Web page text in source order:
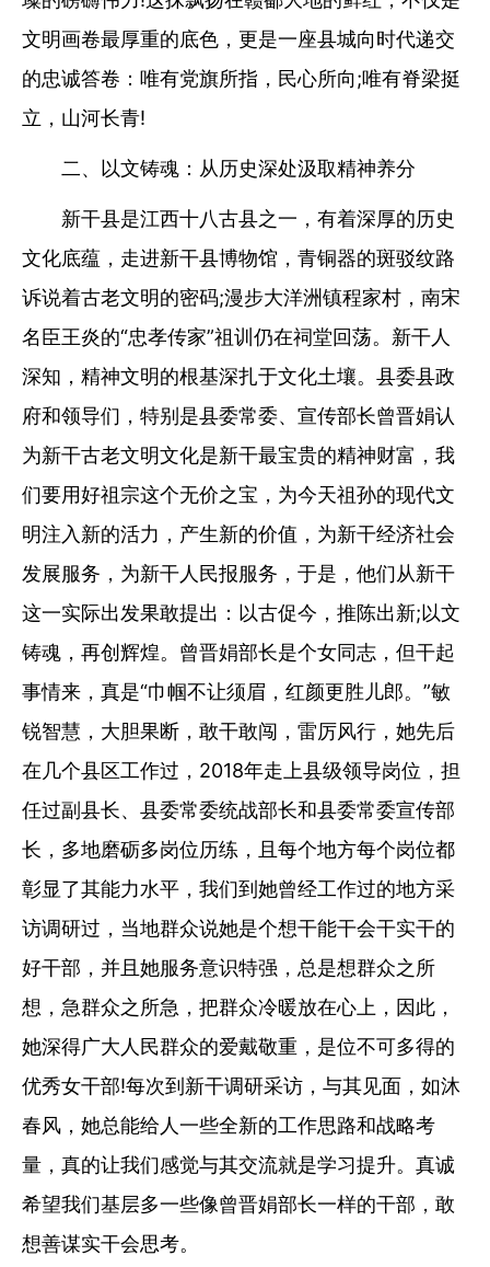
文明画卷最厚重的底色，更是一座县城向时代递交
的忠诚答卷：唯有党旗所指，民心所向;唯有脊梁挺
立，山河长青!
二、以文铸魂：从历史深处汲取精神养分
新干县是江西十八古县之一，有着深厚的历史
文化底蕴，走进新干县博物馆，青铜器的斑驳纹路
诉说着古老文明的密码;漫步大洋洲镇程家村，南宋
名臣王炎的“忠孝传家”祖训仍在祠堂回荡。新干人
深知，精神文明的根基深扎于文化土壤。县委县政
府和领导们，特别是县委常委、宣传部长曾晋娟认
为新干古老文明文化是新干最宝贵的精神财富，我
们要用好祖宗这个无价之宝，为今天祖孙的现代文
明注入新的活力，产生新的价值，为新干经济社会
发展服务，为新干人民报服务，于是，他们从新干
这一实际出发果敢提出：以古促今，推陈出新;以文
铸魂，再创辉煌。曾晋娟部长是个女同志，但干起
事情来，真是“巾帼不让须眉，红颜更胜儿郎。”敏
锐智慧，大胆果断，敢干敢闯，雷厉风行，她先后
在几个县区工作过，2018年走上县级领导岗位，担
任过副县长、县委常委统战部长和县委常委宣传部
长，多地磨砺多岗位历练，且每个地方每个岗位都
彰显了其能力水平，我们到她曾经工作过的地方采
访调研过，当地群众说她是个想干能干会干实干的
好干部，并且她服务意识特强，总是想群众之所
想，急群众之所急，把群众冷暖放在心上，因此，
她深得广大人民群众的爱戴敬重，是位不可多得的
优秀女干部!每次到新干调研采访，与其见面，如沐
春风，她总能给人一些全新的工作思路和战略考
量，真的让我们感觉与其交流就是学习提升。真诚
希望我们基层多一些像曾晋娟部长一样的干部，敢
想善谋实干会思考。